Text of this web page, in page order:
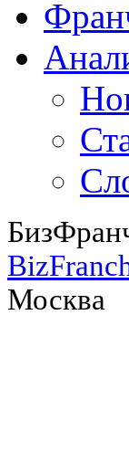
Москва